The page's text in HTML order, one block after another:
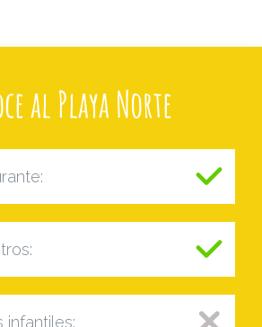
al Playa Norte
infantiles: